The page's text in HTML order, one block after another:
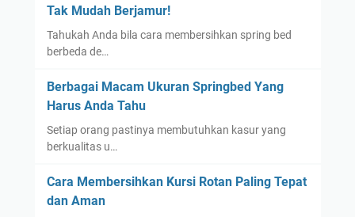
Tak Mudah Berjamur!
Tahukah Anda bila cara membersihkan spring bed
berbeda de…
Berbagai Macam Ukuran Springbed Yang
Harus Anda Tahu
Setiap orang pastinya membutuhkan kasur yang
berkualitas u…
Cara Membersihkan Kursi Rotan Paling Tepat
dan Aman